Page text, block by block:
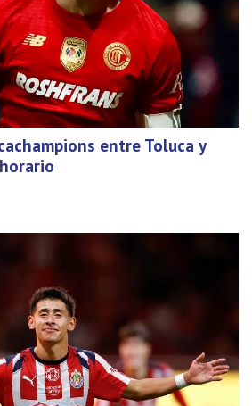
entre Toluca y